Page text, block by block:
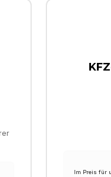
Im Preis für